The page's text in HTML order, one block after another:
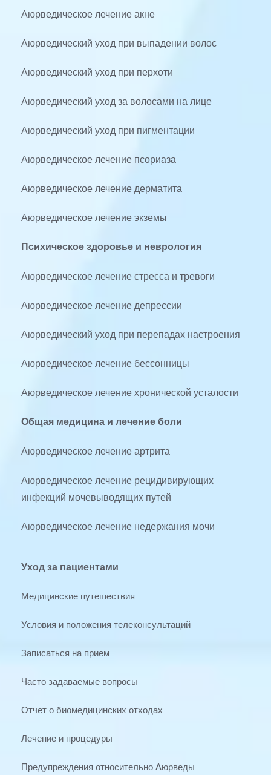
Аюрведическое лечение акне
Аюрведический уход при выпадении волос
Аюрведический уход при перхоти
Аюрведический уход за волосами на лице
Аюрведический уход при пигментации
Аюрведическое лечение псориаза
Аюрведическое лечение дерматита
Аюрведическое лечение экземы
Психическое здоровье и неврология
Аюрведическое лечение стресса и тревоги
Аюрведическое лечение депрессии
Аюрведический уход при перепадах настроения
Аюрведическое лечение бессонницы
Аюрведическое лечение хронической усталости
Общая медицина и лечение боли
Аюрведическое лечение артрита
Аюрведическое лечение рецидивирующих
инфекций мочевыводящих путей
Аюрведическое лечение недержания мочи
Уход за пациентами
Медицинские путешествия
Условия и положения телеконсультаций
Записаться на прием
Часто задаваемые вопросы
Отчет о биомедицинских отходах
Лечение и процедуры
Предупреждения относительно Аюрведы